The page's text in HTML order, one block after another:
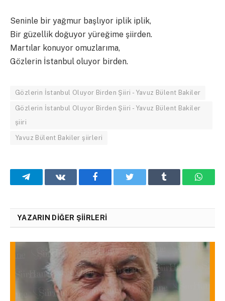
Seninle bir yağmur başlıyor iplik iplik,
Bir güzellik doğuyor yüreğime şiirden.
Martılar konuyor omuzlarıma,
Gözlerin İstanbul oluyor birden.
Gözlerin İstanbul Oluyor Birden Şiiri - Yavuz Bülent Bakiler
Gözlerin İstanbul Oluyor Birden Şiiri - Yavuz Bülent Bakiler
şiiri
Yavuz Bülent Bakiler şiirleri
TelegramVKontakteFacebookTwitter
YAZARIN DIĞER ŞIIRLERI